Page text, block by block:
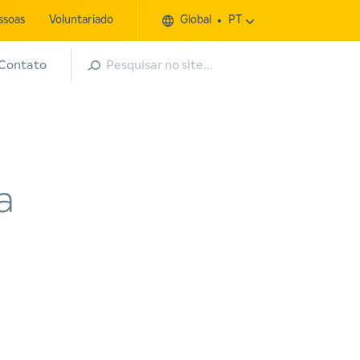
Voluntariado Global PT
Pesquisar